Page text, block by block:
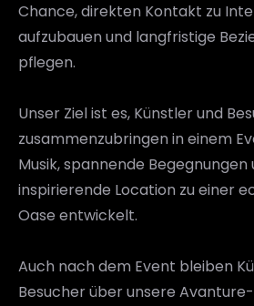
Chance, direkten Kontakt zu
aufzubauen und langfristige
pflegen.
Unser Ziel ist es, Künstler und
zusammenzubringen in einem
Musik, spannende Begegnungen
inspirierende Location zu einer
Oase entwickelt.
Auch nach dem Event bleiben
Besucher über unsere